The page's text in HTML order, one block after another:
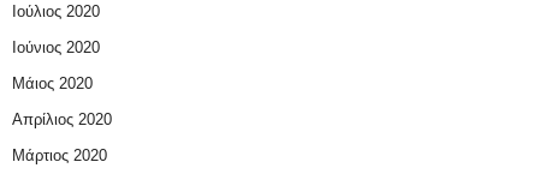
Ιούλιος 2020
Ιούνιος 2020
Μάιος 2020
Απρίλιος 2020
Μάρτιος 2020